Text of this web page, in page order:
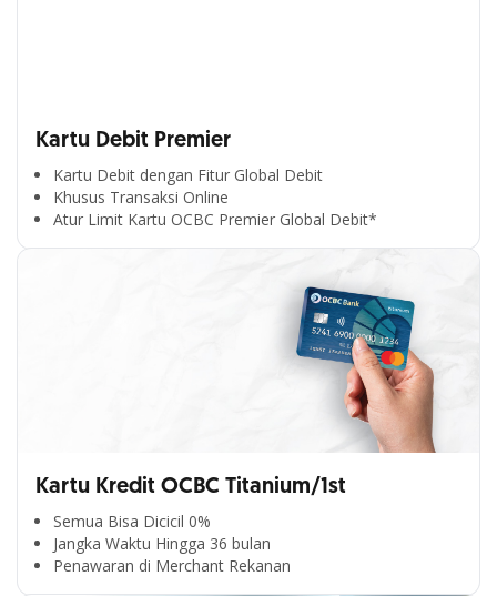
Kartu Debit Premier
Kartu Debit dengan Fitur Global Debit
Khusus Transaksi Online
Atur Limit Kartu OCBC Premier Global Debit*
Kartu Kredit OCBC Titanium/1st
Semua Bisa Dicicil 0%
Jangka Waktu Hingga 36 bulan
Penawaran di Merchant Rekanan